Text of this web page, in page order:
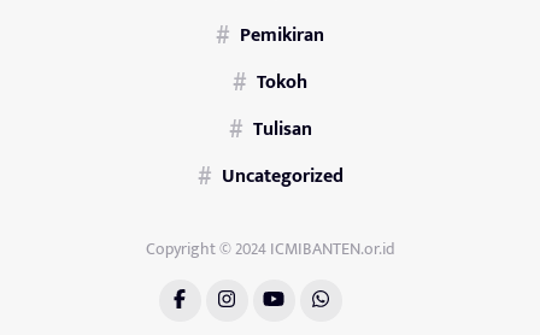
Pemikiran
Tokoh
Tulisan
Uncategorized
Copyright © 2024 ICMIBANTEN.or.id